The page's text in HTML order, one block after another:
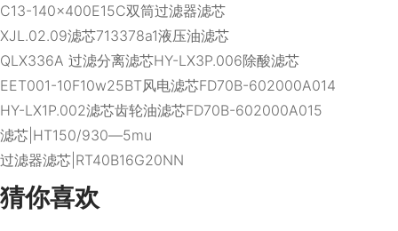
C13-140×400E15C双筒过滤器滤芯
XJL.02.09滤芯713378a1液压油滤芯
QLX336A 过滤分离滤芯HY-LX3P.006除酸滤芯
EET001-10F10w25BT风电滤芯FD70B-602000A014
HY-LX1P.002滤芯齿轮油滤芯FD70B-602000A015
滤芯|HT150/930―5mu
过滤器滤芯|RT40B16G20NN
猜你喜欢